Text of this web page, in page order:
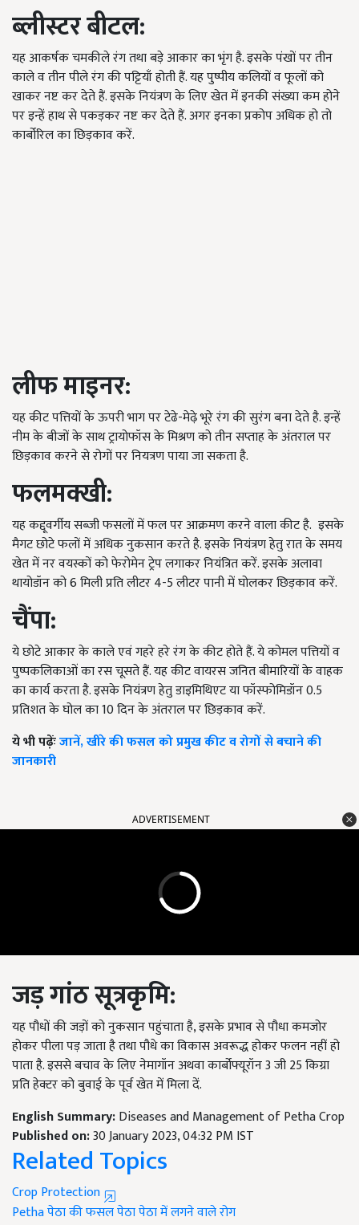
ब्लीस्टर बीटल:
यह आकर्षक चमकीले रंग तथा बड़े आकार का भृंग है. इसके पंखों पर तीन
काले व तीन पीले रंग की पट्टियाँ होती हैं. यह पुष्पीय कलियों व फूलों को
खाकर नष्ट कर देते हैं. इसके नियंत्रण के लिए खेत में इनकी संख्या कम होने
पर इन्हें हाथ से पकड़कर नष्ट कर देते हैं. अगर इनका प्रकोप अधिक हो तो
कार्बोरिल का छिड़काव करें.
लीफ माइनर:
यह कीट पत्तियों के ऊपरी भाग पर टेढे-मेढ़े भूरे रंग की सुरंग बना देते है. इन्हें
नीम के बीजों के साथ ट्रायोफॉस के मिश्रण को तीन सप्ताह के अंतराल पर
छिड़काव करने से रोगों पर नियत्रण पाया जा सकता है.
फलमक्खी:
यह कद्दूवर्गीय सब्जी फसलों में फल पर आक्रमण करने वाला कीट है. इसके
मैगट छोटे फलों में अधिक नुकसान करते है. इसके नियंत्रण हेतु रात के समय
खेत में नर वयस्कों को फेरोमेन ट्रेप लगाकर नियंत्रित करें. इसके अलावा
थायोडॉन को 6 मिली प्रति लीटर 4-5 लीटर पानी में घोलकर छिड़काव करें.
चैंपा:
ये छोटे आकार के काले एवं गहरे हरे रंग के कीट होते हैं. ये कोमल पत्तियों व
पुष्पकलिकाओं का रस चूसते हैं. यह कीट वायरस जनित बीमारियों के वाहक
का कार्य करता है. इसके नियंत्रण हेतु डाइमिथिएट या फॉस्फोमिडॉन 0.5
प्रतिशत के घोल का 10 दिन के अंतराल पर छिड़काव करें.
ये भी पढ़ेंःजानें, खीरे की फसल को प्रमुख कीट व रोगों से बचाने की
जानकारी
ADVERTISEMENT
जड़ गांठ सूत्रकृमि:
यह पौधों की जड़ों को नुकसान पहुंचाता है, इसके प्रभाव से पौधा कमजोर
होकर पीला पड़ जाता है तथा पौधे का विकास अवरूद्ध होकर फलन नहीं हो
पाता है. इससे बचाव के लिए नेमागॉन अथवा कार्बोफ्यूरॉन 3 जी 25 किग्रा
प्रति हेक्टर को बुवाई के पूर्व खेत में मिला दें.
English Summary:Diseases and Management of Petha Crop
Published on:30 January 2023, 04:32 PM IST
Related Topics
Crop Protection
Pethaपेठा की फसलपेठापेठा में लगने वाले रोग